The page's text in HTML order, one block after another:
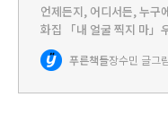
언제든지, 어디서든, 누구
화집 「내 얼굴 찍지 마」
어 있는 걸까? 언제든, 어
수일투족을 지켜보고 있
푸른책들장수민 글그림